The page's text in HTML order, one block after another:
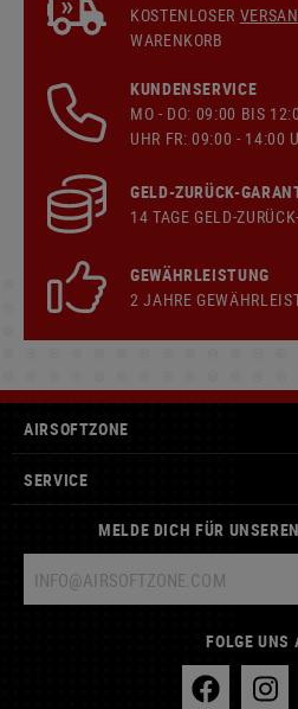
KOSTENLOSER
WARENKORB
KUNDENSERVICE
MO - DO: 09:00 BIS
UHR FR: 09:00 - 14:00
GELD-ZURÜCK-
14 TAGE GELD-
GEWÄHRLEISTUNG
2 JAHRE
AIRSOFTZONE
SERVICE
MELDE DICH FÜR
FOLGE UNS